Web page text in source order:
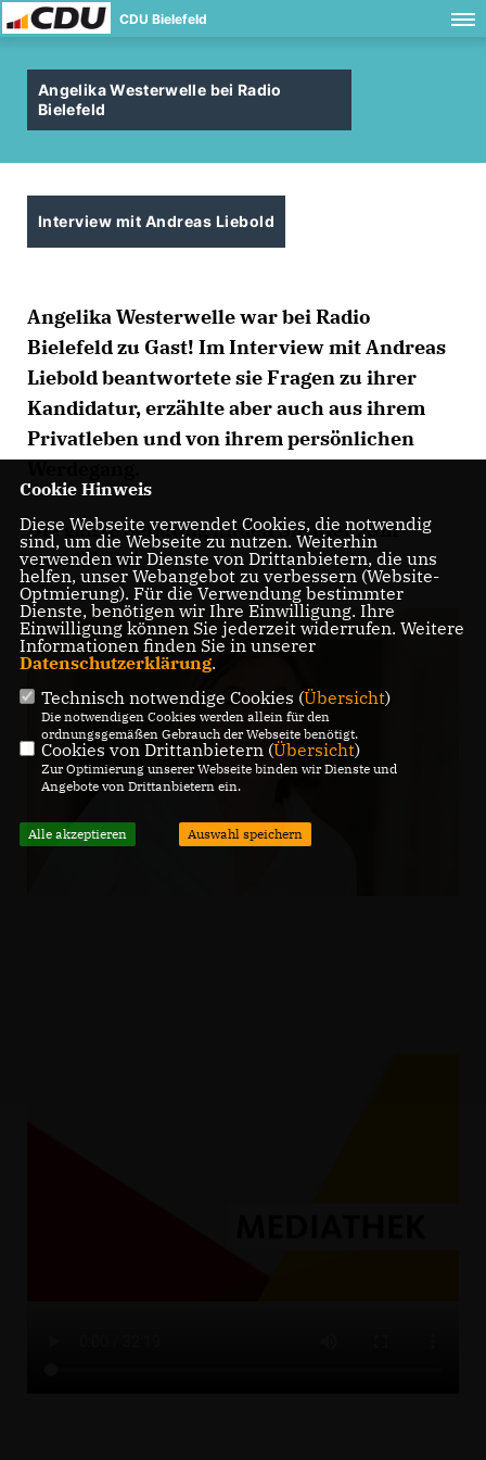
CDU Bielefeld
Angelika Westerwelle bei Radio
Bielefeld
Interview mit Andreas Liebold
Angelika Westerwelle war bei Radio
Bielefeld zu Gast! Im Interview mit Andreas
Liebold beantwortete sie Fragen zu ihrer
Kandidatur, erzählte aber auch aus ihrem
Privatleben und von ihrem persönlichen
Die ganze Sendung finden Sie hier zum
nachhören!
Cookie Hinweis
Diese Webseite verwendet Cookies, die notwendig
sind, um die Webseite zu nutzen. Weiterhin
verwenden wir Dienste von Drittanbietern, die uns
helfen, unser Webangebot zu verbessern (Website-
Optmierung). Für die Verwendung bestimmter
Dienste, benötigen wir Ihre Einwilligung. Ihre
Einwilligung können Sie jederzeit widerrufen. Weitere
Informationen finden Sie in unserer
Datenschutzerklärung.
Technisch notwendige Cookies (Übersicht)
Die notwendigen Cookies werden allein für den
ordnungsgemäßen Gebrauch der Webseite benötigt.
Cookies von Drittanbietern (Übersicht)
Zur Optimierung unserer Webseite binden wir Dienste und
Angebote von Drittanbietern ein.
Alle akzeptieren Auswahl speichern